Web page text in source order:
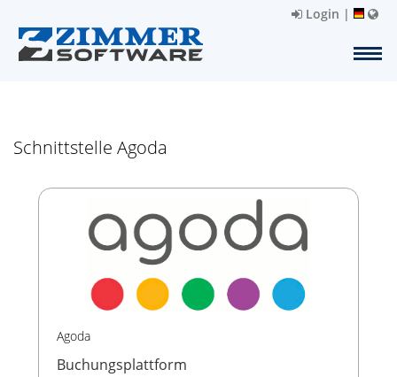
Login |
Schnittstelle Agoda
Agoda
Buchungsplattform